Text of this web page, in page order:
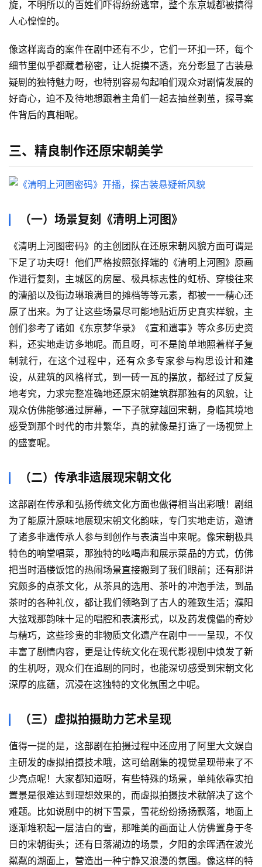
漫
游
戏
校
园
网
文
登录
旋，不明所以的百姓们吓得纷纷逃窜，整个东京城都被搞得
人心惶惶的。
像这样离奇的案件在剧中还有不少，它们一环扣一环，每个
细节里似乎都藏着秘密，让人捉摸不透，充分彰显了古装悬
疑剧的独特魅力呀，也特别容易勾起咱们观众对剧情发展的
好奇心，迫不及待地想跟着主角们一起去抽丝剥茧，探寻案
件背后的真相呢。
三、精良制作还原宋朝美学
（一）场景复刻《清明上河图》
《清明上河图密码》的主创团队在还原宋朝风貌方面可谓是
下足了功夫呀！他们严格按照张择端的《清明上河图》原画
作进行复刻，主城区的房屋、极具标志性的虹桥、穿梭往来
的漕船以及街边琳琅满目的摊档等等元素，都被一一精心还
原了出来。为了让这些场景尽可能地贴近历史真实样貌，主
创们参考了诸如《东京梦华录》《宣和遗事》等众多历史资
料，还实地走访多地呢。而且呀，可不是简单地照着样子复
制就行，在这个过程中，还有众多专家参与构思设计和建
设，从建筑的风格样式，到一砖一瓦的摆放，都经过了反复
地考究，力求完整准确地还原宋朝建筑群那独有的风貌，让
观众仿佛能够通过屏幕，一下子就穿越回宋朝，身临其境地
感受到那个时代的市井繁华，真的就像是打造了一场视觉上
的盛宴呢。
（二）传承非遗展现宋朝文化
这部剧在传承和弘扬传统文化方面也做得相当出彩哦！剧组
为了能原汁原味地展现宋朝文化韵味，专门实地走访，邀请
了诸多非遗传承人参与到创作与表演当中来呢。像宋朝极具
特色的响堂唱菜，那独特的吆喝声和展示菜品的方式，仿佛
把当时酒楼饭馆的热闹场景直接搬到了我们眼前；还有那讲
究颇多的点茶文化，从茶具的选用、茶叶的冲泡手法，到品
茶时的各种礼仪，都让我们领略到了古人的雅致生活；濮阳
大弦戏那韵味十足的唱腔和表演形式，以及药发傀儡的奇妙
与精巧，这些珍贵的非物质文化遗产在剧中一一呈现，不仅
丰富了剧情内容，更是让传统文化在现代影视剧中焕发了新
的生机呀，观众们在追剧的同时，也能深切感受到宋朝文化
深厚的底蕴，沉浸在这独特的文化氛围之中呢。
（三）虚拟拍摄助力艺术呈现
值得一提的是，这部剧在拍摄过程中还应用了阿里大文娱自
主研发的虚拟拍摄技术哦，这可给剧集的视觉呈现带来了不
少亮点呢！大家都知道呀，有些特殊的场景，单纯依靠实拍
置景是很难达到理想效果的，而虚拟拍摄技术就解决了这个
难题。比如说剧中的树下雪景，雪花纷纷扬扬飘落，地面上
逐渐堆积起一层洁白的雪，那唯美的画面让人仿佛置身于冬
日的宋朝街头；还有日落湖边的场景，夕阳的余晖洒在波光
粼粼的湖面上，营造出一种宁静又浪漫的氛围。像这样的特